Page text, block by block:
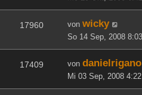
17960 von wicky
So 14 Sep, 2008
17409 von danielrigano
Mi 03 Sep, 2008